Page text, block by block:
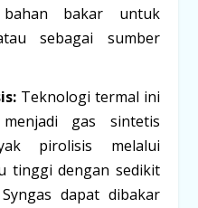
bahan bakar untuk
sebagai sumber
Teknologi termal ini
gas sintetis
pirolisis melalui
tinggi dengan sedikit
dapat dibakar